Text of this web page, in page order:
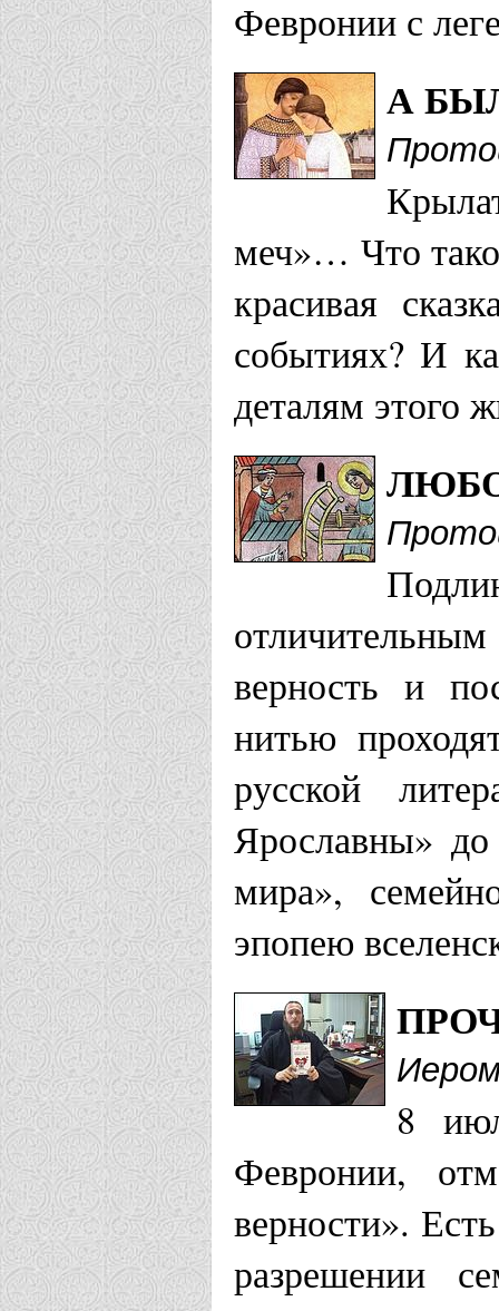
Храм свв.
Полысаево
Кинешемская
Храм
Февронии
Мелекесская
Храм в
Петра и
Московская
Храм св.
Февронии
Храм
Орехово-
Храм свв.
Храм
ТЦСО №27
Храм
Москва
Московская
Февронии с
А
меч»… Что
красивая
событиях? И
деталям этого
верность и
нитью
русской
Ярославны»
мира»,
эпопею
8
Февронии,
верности».
разрешении